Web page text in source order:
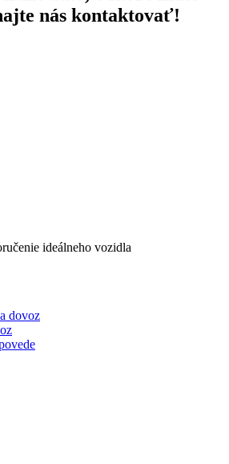
nás kontaktovať!
ideálneho vozidla
dovoz